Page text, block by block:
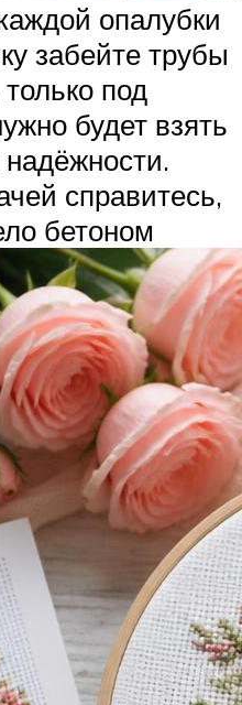
опалубки
забейте трубы
под
будет взять
справитесь,
бетоном